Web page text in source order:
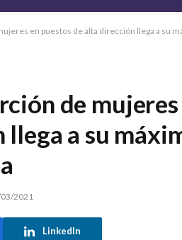
en puestos de alta dirección llega a su
de
llega a su
2021
LinkedIn